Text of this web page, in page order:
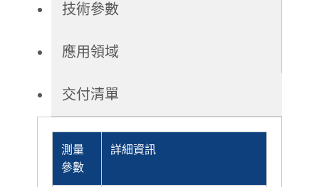
技術參數
應用領域
交付清單
測量
參數
詳細資訊